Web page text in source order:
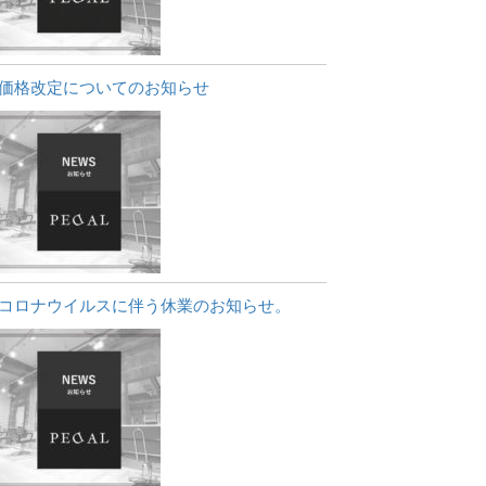
格改定についてのお知らせ
ロナウイルスに伴う休業のお知らせ。